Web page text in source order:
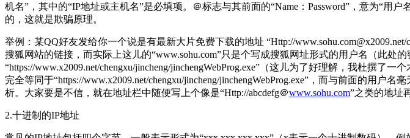
机名”，其中的“IP地址或主机名”是必填项。＠标志与其前面的“Name：Password”，意为“
的，这就是欺骗原理。
举例：某QQ好友发给你一个说是有最新大片免费下载的地址 “Http://
搜狐网站的链接，而实际上这儿的“www.sohu.com”只是个写成搜狐网址形式的用户名（此处
“https://www.x2009.net/chengxu/jincheng/jinchengWebProg.exe”（这儿为了好理解，我杜撰
完全等同于“https://www.x2009.net/chengxu/jincheng/jinchengWebProg.exe”，而与前面的用
析。大家要是不信，就在地址栏中随便写上个像是“Http://abcdefg＠www.sohu.com”之类的地址
2.十进制的IP地址